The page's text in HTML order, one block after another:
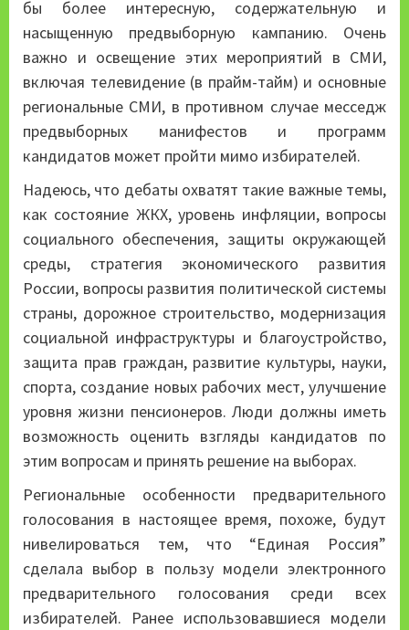
бы более интересную, содержательную и
насыщенную предвыборную кампанию. Очень
важно и освещение этих мероприятий в СМИ,
включая телевидение (в прайм-тайм) и основные
региональные СМИ, в противном случае месседж
предвыборных манифестов и программ
кандидатов может пройти мимо избирателей.
Надеюсь, что дебаты охватят такие важные темы,
как состояние ЖКХ, уровень инфляции, вопросы
социального обеспечения, защиты окружающей
среды, стратегия экономического развития
России, вопросы развития политической системы
страны, дорожное строительство, модернизация
социальной инфраструктуры и благоустройство,
защита прав граждан, развитие культуры, науки,
спорта, создание новых рабочих мест, улучшение
уровня жизни пенсионеров. Люди должны иметь
возможность оценить взгляды кандидатов по
этим вопросам и принять решение на выборах.
Региональные особенности предварительного
голосования в настоящее время, похоже, будут
нивелироваться тем, что “Единая Россия”
сделала выбор в пользу модели электронного
предварительного голосования среди всех
избирателей. Ранее использовавшиеся модели